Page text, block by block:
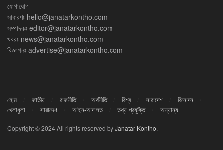
যোগাযোগ
সাধারণঃ hello@janatarkontho.com
সম্পাদকঃ editor@janatarkontho.com
খবরঃ news@janatarkontho.com
বিজ্ঞাপনঃ advertise@janatarkontho.com
হোম জাতীয় রাজনীতি অর্থনীতি বিশ্ব সারাদেশ
বিনোদন
খেলাধুলা
সারাদেশ আইন-আদালত তথ্য প্রযুক্তি অন্যান্য
Copyright © 2024 All rights reserved byJanatar Kontho.